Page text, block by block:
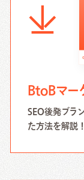
BtoBマー
SEO後発ブラ
た方法を解説！